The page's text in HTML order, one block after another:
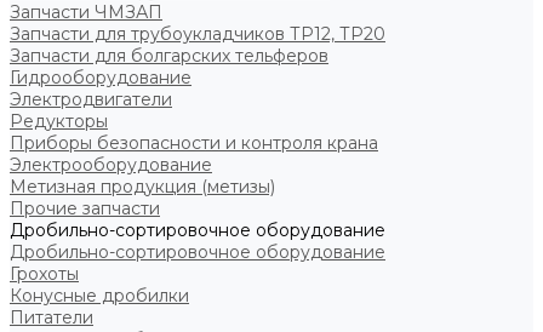
Запчасти ЧМЗАП
Запчасти для трубоукладчиков ТР12, ТР20
Запчасти для болгарских тельферов
Гидрооборудование
Электродвигатели
Редукторы
Приборы безопасности и контроля крана
Электрооборудование
Метизная продукция (метизы)
Прочие запчасти
Дробильно-сортировочное оборудование
Дробильно-сортировочное оборудование
Грохоты
Конусные дробилки
Питатели